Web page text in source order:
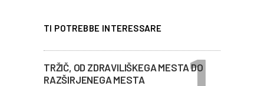
TI POTREBBE INTERESSARE
TRŽIČ, OD ZDRAVILIŠKEGA MESTA DO
RAZŠIRJENEGA MESTA